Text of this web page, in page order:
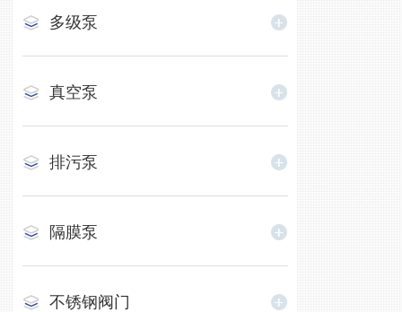
多级泵
真空泵
排污泵
隔膜泵
不锈钢阀门